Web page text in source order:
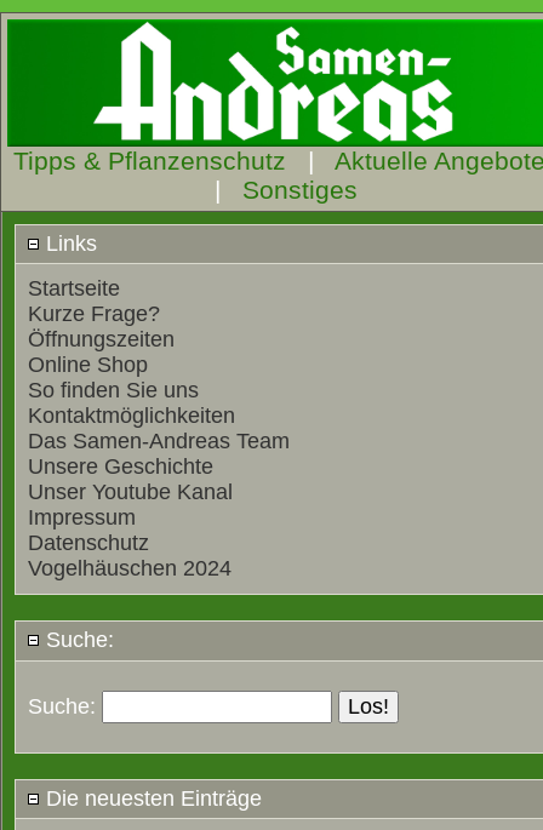
Tipps & Pflanzenschutz | Aktuelle
| Sonstiges
Links
Startseite
Kurze Frage?
Öffnungszeiten
Online Shop
So finden Sie uns
Kontaktmöglichkeiten
Das Samen-Andreas Team
Unsere Geschichte
Unser Youtube Kanal
Impressum
Datenschutz
Vogelhäuschen 2024
Suche:
Suche:
Die neuesten Einträge